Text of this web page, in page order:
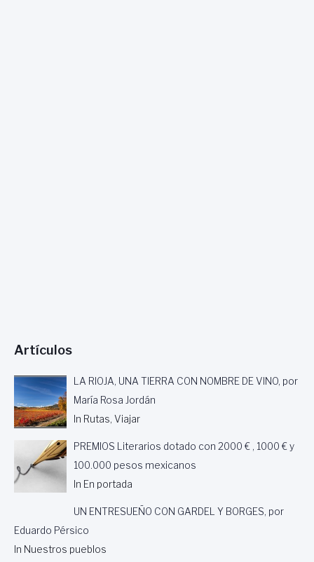
Artículos
LA RIOJA, UNA TIERRA CON NOMBRE DE VINO, por
María Rosa Jordán
In Rutas, Viajar
PREMIOS Literarios dotado con 2000 € , 1000 € y
100.000 pesos mexicanos
In En portada
UN ENTRESUEÑO CON GARDEL Y BORGES, por
Eduardo Pérsico
In Nuestros pueblos